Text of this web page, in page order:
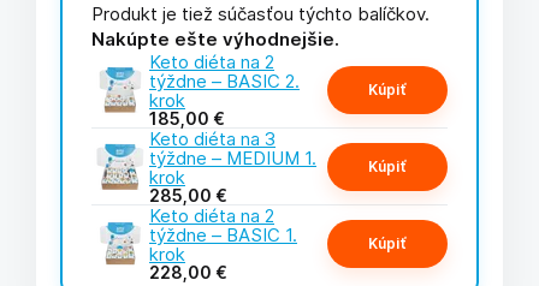
Produkt je tiež súčasťou týchto balíčkov.
Nakúpte ešte výhodnejšie.
Keto diéta na 2
týždne – BASIC 2.
krok
185,00 €
Kúpiť
Keto diéta na 3
týždne – MEDIUM 1.
krok
285,00 €
Kúpiť
Keto diéta na 2
týždne – BASIC 1.
krok
228,00 €
Kúpiť